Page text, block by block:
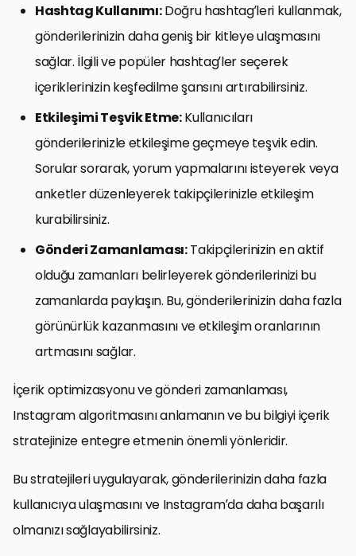
Hashtag Kullanımı:Doğru hashtag’leri kullanmak,
gönderilerinizin daha geniş bir kitleye ulaşmasını
sağlar. İlgili ve popüler hashtag’ler seçerek
içeriklerinizin keşfedilme şansını artırabilirsiniz.
Etkileşimi Teşvik Etme:Kullanıcıları
gönderilerinizle etkileşime geçmeye teşvik edin.
Sorular sorarak, yorum yapmalarını isteyerek veya
anketler düzenleyerek takipçilerinizle etkileşim
kurabilirsiniz.
Gönderi Zamanlaması:Takipçilerinizin en aktif
olduğu zamanları belirleyerek gönderilerinizi bu
zamanlarda paylaşın. Bu, gönderilerinizin daha fazla
görünürlük kazanmasını ve etkileşim oranlarının
artmasını sağlar.
İçerik optimizasyonu ve gönderi zamanlaması,
Instagram algoritmasını anlamanın ve bu bilgiyi içerik
stratejinize entegre etmenin önemli yönleridir.
Bu stratejileri uygulayarak, gönderilerinizin daha fazla
kullanıcıya ulaşmasını ve Instagram’da daha başarılı
olmanızı sağlayabilirsiniz.